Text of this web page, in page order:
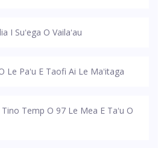
I Suʻega O Vailaʻau
Le Paʻu E Taofi Ai Le Maʻitaga
Temp O 97 Le Mea E Taʻu O